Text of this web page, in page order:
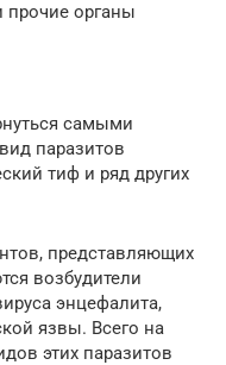
прочие органы
самыми
паразитов
тиф и ряд других
представляющих
возбудители
энцефалита,
язвы. Всего на
этих паразитов